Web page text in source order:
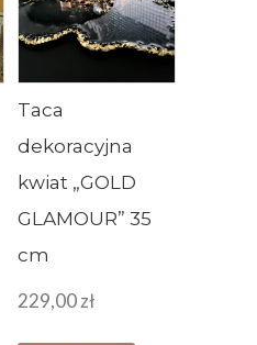
Taca
dekoracyjna
kwiat „GOLD
GLAMOUR” 35
cm
229,00zł